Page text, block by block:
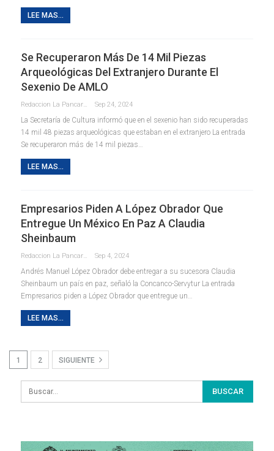
LEE MAS...
Se Recuperaron Más De 14 Mil Piezas
Arqueológicas Del Extranjero Durante El
Sexenio De AMLO
Redaccion La Pancarta De Quintana Roo Sep 24, 2024
La Secretaría de Cultura informó que en el sexenio han sido recuperadas
14 mil 48 piezas arqueológicas que estaban en el extranjero La entrada
Se recuperaron más de 14 mil piezas…
LEE MAS...
Empresarios Piden A López Obrador Que
Entregue Un México En Paz A Claudia
Sheinbaum
Redaccion La Pancarta De Quintana Roo Sep 4, 2024
Andrés Manuel López Obrador debe entregar a su sucesora Claudia
Sheinbaum un país en paz, señaló la Concanco-Servytur La entrada
Empresarios piden a López Obrador que entregue un…
LEE MAS...
1 2 SIGUIENTE